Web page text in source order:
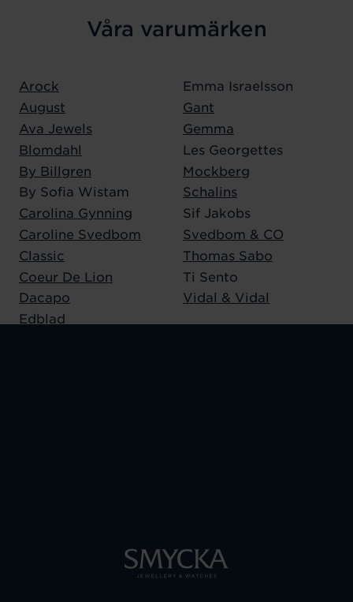
Våra varumärken
Arock
August
Ava Jewels
Blomdahl
By Billgren
By Sofia Wistam
Carolina Gynning
Caroline Svedbom
Classic
Coeur De Lion
Dacapo
Edblad
Emma Israelsson
Gant
Gemma
Les Georgettes
Mockberg
Schalins
Sif Jakobs
Svedbom & CO
Thomas Sabo
Ti Sento
Vidal & Vidal